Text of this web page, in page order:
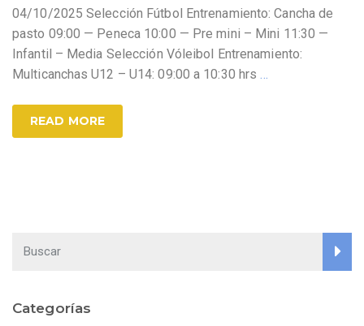
04/10/2025 Selección Fútbol Entrenamiento: Cancha de
pasto 09:00 — Peneca 10:00 — Pre mini – Mini 11:30 —
Infantil – Media Selección Vóleibol Entrenamiento:
Multicanchas U12 – U14: 09:00 a 10:30 hrs…
READ MORE
Categorías